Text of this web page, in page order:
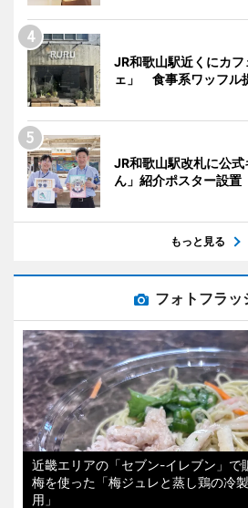
JR和歌山駅近くにカ
ェ」 食事系ワッフル
JR和歌山駅改札に公
ん」紹介ポスター設置
もっと見る
フォトフラッ
近畿エリアの「セブン-イレブン」で
梅を使った「梅ジュレと蒸し鶏の冷
用」